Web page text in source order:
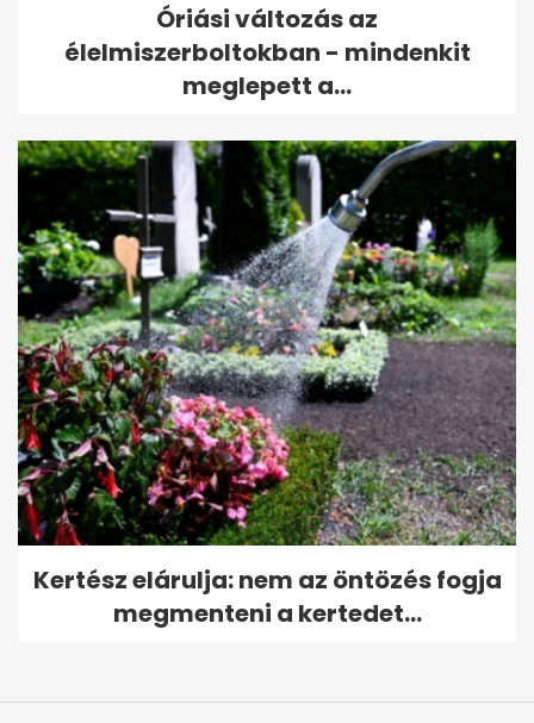
Óriási változás az
élelmiszerboltokban - mindenkit
meglepett a...
Kertész elárulja: nem az öntözés fogja
megmenteni a kertedet...